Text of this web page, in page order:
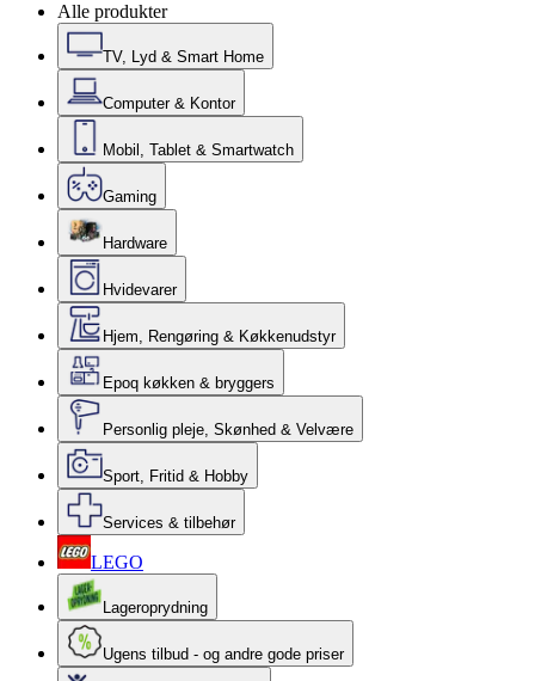
Alle produkter
TV, Lyd & Smart Home
Computer & Kontor
Mobil, Tablet & Smartwatch
Gaming
Hardware
Hvidevarer
Hjem, Rengøring & Køkkenudstyr
Epoq køkken & bryggers
Personlig pleje, Skønhed & Velvære
Sport, Fritid & Hobby
Services & tilbehør
LEGO
Lageroprydning
Ugens tilbud - og andre gode priser